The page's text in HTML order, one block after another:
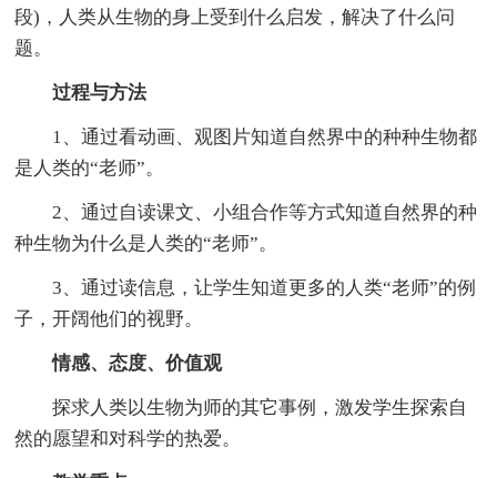
段)，人类从生物的身上受到什么启发，解决了什么问
题。
过程与方法
1、通过看动画、观图片知道自然界中的种种生物都
是人类的“老师”。
2、通过自读课文、小组合作等方式知道自然界的种
种生物为什么是人类的“老师”。
3、通过读信息，让学生知道更多的人类“老师”的例
子，开阔他们的视野。
情感、态度、价值观
探求人类以生物为师的其它事例，激发学生探索自
然的愿望和对科学的热爱。